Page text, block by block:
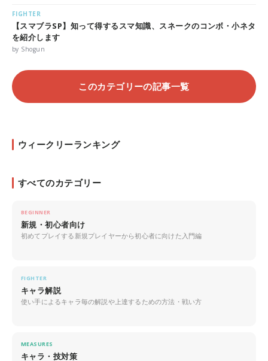
FIGHTER
【スマブラSP】知って得するスマ知識、スネークのコンボ・小ネタ
を紹介します
by Shogun
このカテゴリーの記事一覧
ウィークリーランキング
すべてのカテゴリー
BEGINNER
新規・初心者向け
初めてプレイする新規プレイヤーから初心者に向けた入門編
FIGHTER
キャラ解説
使い手によるキャラ毎の解説や上達するための方法・戦い方
MEASURES
キャラ・技対策